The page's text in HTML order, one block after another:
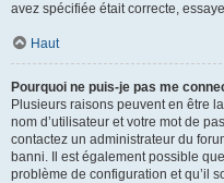
avez spécifiée était correcte,
Haut
Pourquoi ne puis-je pas me
Plusieurs raisons peuvent en être
nom d’utilisateur et votre mot de
contactez un administrateur du
banni. Il est également possible
problème de configuration et qu’il